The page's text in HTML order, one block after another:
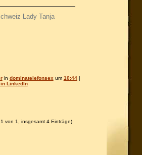
Lady Tanja
in dominatelefonsex um 10:44|
LinkedIn
von 1, insgesamt 4 Einträge)